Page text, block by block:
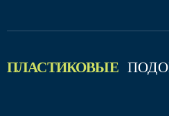
ПЛАСТИКОВЫЕ